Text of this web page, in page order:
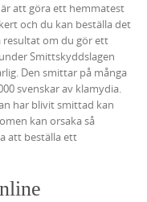
att göra ett hemmatest
och du kan beställa det
om du gör ett
Smittskyddslagen
Den smittar på många
svenskar av klamydia.
har blivit smittad kan
kan orsaka så
att beställa ett